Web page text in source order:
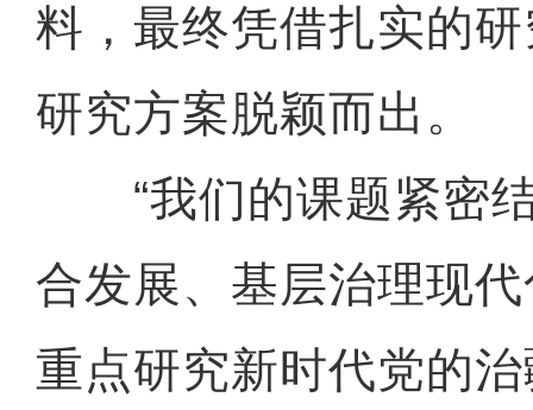
料，最终凭借扎实的
研究方案脱颖而出。
“我们的课题紧密结
合发展、基层治理现
重点研究新时代党的